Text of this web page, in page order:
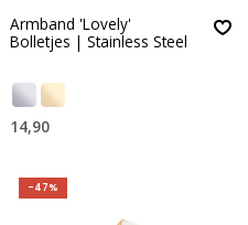
Armband 'Lovely'
Bolletjes | Stainless Steel
14,90
-47%